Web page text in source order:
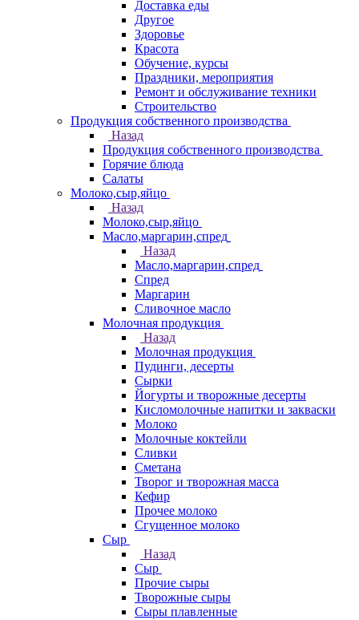
Доставка еды
Другое
Здоровье
Красота
Обучение, курсы
Праздники, мероприятия
Ремонт и обслуживание техники
Строительство
Продукция собственного производства
Назад
Продукция собственного производства
Горячие блюда
Салаты
Молоко,сыр,яйцо
Назад
Молоко,сыр,яйцо
Масло,маргарин,спред
Назад
Масло,маргарин,спред
Спред
Маргарин
Сливочное масло
Молочная продукция
Назад
Молочная продукция
Пудинги, десерты
Сырки
Йогурты и творожные десерты
Кисломолочные напитки и закваски
Молоко
Молочные коктейли
Сливки
Сметана
Творог и творожная масса
Кефир
Прочее молоко
Сгущенное молоко
Сыр
Назад
Сыр
Прочие сыры
Творожные сыры
Сыры плавленные